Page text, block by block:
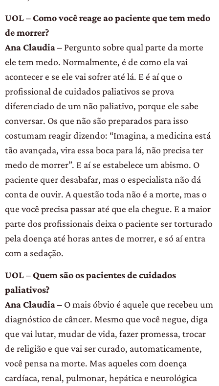
UOL – Como você reage ao paciente que tem medo
de morrer?
Ana Claudia – Pergunto sobre qual parte da morte
ele tem medo. Normalmente, é de como ela vai
acontecer e se ele vai sofrer até lá. E é aí que o
profissional de cuidados paliativos se prova
diferenciado de um não paliativo, porque ele sabe
conversar. Os que não são preparados para isso
costumam reagir dizendo: “Imagina, a medicina está
tão avançada, vira essa boca para lá, não precisa ter
medo de morrer”. E aí se estabelece um abismo. O
paciente quer desabafar, mas o especialista não dá
conta de ouvir. A questão toda não é a morte, mas o
que você precisa passar até que ela chegue. E a maior
parte dos profissionais deixa o paciente ser torturado
pela doença até horas antes de morrer, e só aí entra
com a sedação.
UOL – Quem são os pacientes de cuidados
paliativos?
Ana Claudia – O mais óbvio é aquele que recebeu um
diagnóstico de câncer. Mesmo que você negue, diga
que vai lutar, mudar de vida, fazer promessa, trocar
de religião e que vai ser curado, automaticamente,
você pensa na morte. Mas aqueles com doença
cardíaca, renal, pulmonar, hepática e neurológica